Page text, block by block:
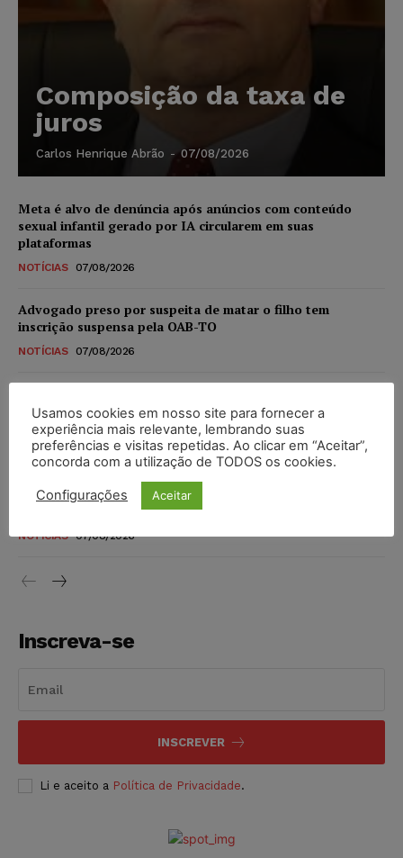
Composição da taxa de
juros
Carlos Henrique Abrão - 07/08/2026
Meta é alvo de denúncia após anúncios com conteúdo
sexual infantil gerado por IA circularem em suas
plataformas
NOTÍCIAS 07/08/2026
Advogado preso por suspeita de matar o filho tem
inscrição suspensa pela OAB-TO
NOTÍCIAS 07/08/2026
novos para pessoas com deficiência e autistas de todos os
níveis
DIREITO TRIBUTÁRIO 07/08/2026
Justiça do Trabalho mantém justa causa de empregado que
vendia canetas emagrecedoras no local de trabalho
NOTÍCIAS 07/08/2026
Inscreva-se
INSCREVER
Li e aceito a Política de Privacidade.
Usamos cookies em nosso site para fornecer a
experiência mais relevante, lembrando suas
preferências e visitas repetidas. Ao clicar em “Aceitar”,
concorda com a utilização de TODOS os cookies.
Configurações Aceitar